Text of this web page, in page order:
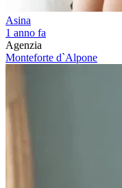
Asina
1 anno fa
Agenzia
Monteforte d`Alpone